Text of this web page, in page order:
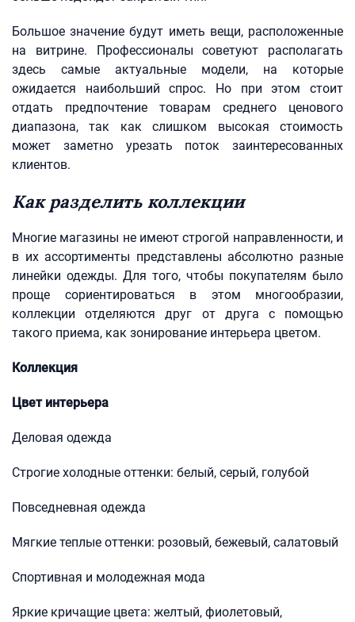
Большое значение будут иметь вещи, расположенные
на витрине. Профессионалы советуют располагать
здесь самые актуальные модели, на которые
ожидается наибольший спрос. Но при этом стоит
отдать предпочтение товарам среднего ценового
диапазона, так как слишком высокая стоимость
может заметно урезать поток заинтересованных
клиентов.
Как разделить коллекции
Многие магазины не имеют строгой направленности, и
в их ассортименты представлены абсолютно разные
линейки одежды. Для того, чтобы покупателям было
проще сориентироваться в этом многообразии,
коллекции отделяются друг от друга с помощью
такого приема, как зонирование интерьера цветом.
Коллекция
Цвет интерьера
Деловая одежда
Строгие холодные оттенки: белый, серый, голубой
Повседневная одежда
Мягкие теплые оттенки: розовый, бежевый, салатовый
Спортивная и молодежная мода
Яркие кричащие цвета: желтый, фиолетовый,